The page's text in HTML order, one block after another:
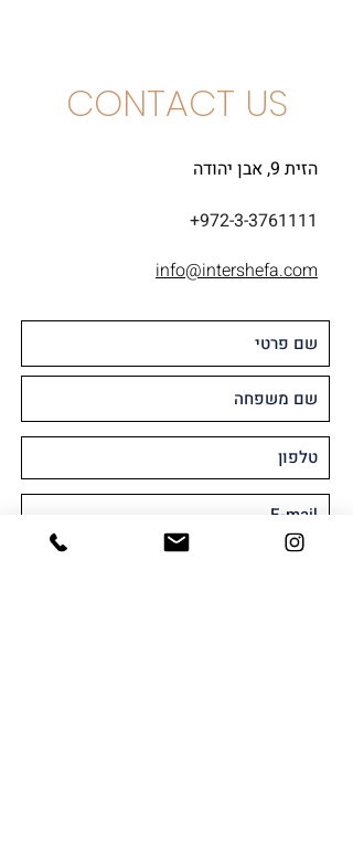
CONTACT US
הזית 9, אבן יהודה
+972-3-3761111
info@intershefa.com